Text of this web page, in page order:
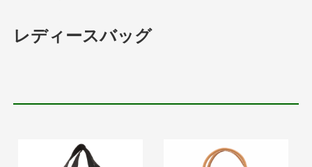
レディースバッグ